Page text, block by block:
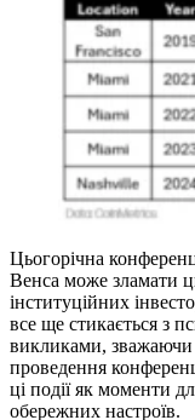
Цьогорічна
Венса може зламати
інституційних
все ще стикається з
викликами, зважаючи
проведення
ці події як моменти
обережних настроїв.